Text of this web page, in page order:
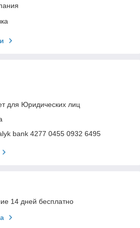
для Юридических лиц
bank 4277 0455 0932 6495
14 дней бесплатно